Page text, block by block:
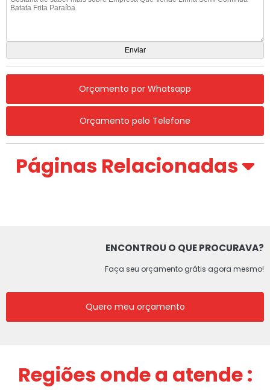
Orçamento por Whatsapp
Orçamento pelo Telefone
Páginas Relacionadas
ENCONTROU O QUE PROCURAVA?
Faça seu orçamento grátis agora mesmo!
Quero meu orçamento
Regiões onde a atende :